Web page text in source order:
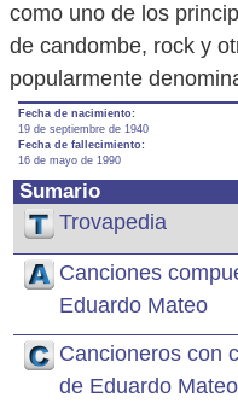
como uno de los
de candombe, rock y
popularmente
Fecha de nacimiento:
19 de septiembre de 1940
Fecha de fallecimiento:
16 de mayo de 1990
Sumario
Trovapedia
Canciones
Eduardo Mateo
Cancioneros con
de Eduardo Mateo